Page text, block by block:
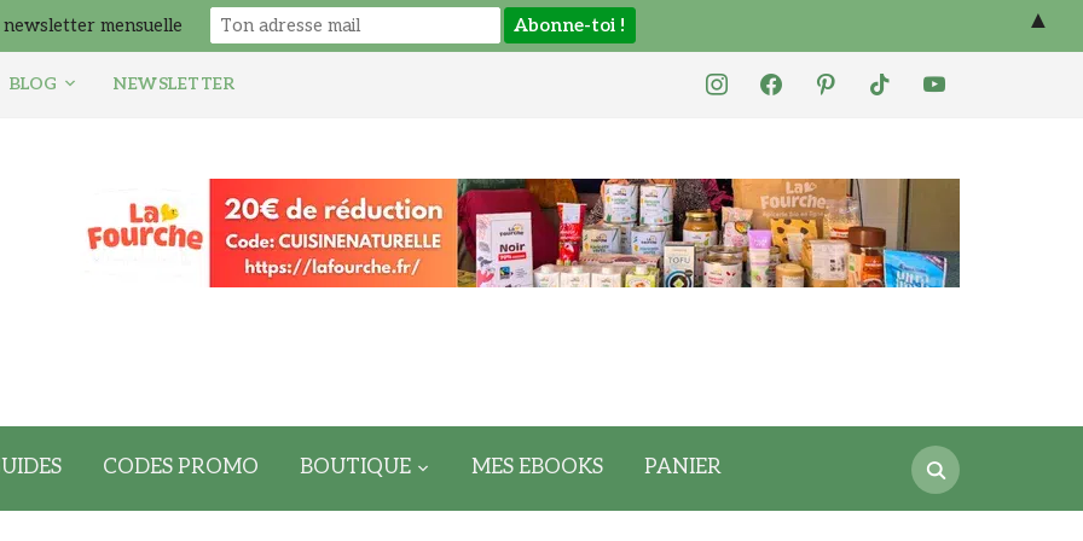
instagramfacebookpinteresttiktok youtube
BLOG NEWSLETTER
Search
for:
CODES PROMO BOUTIQUE MES EBOOKS PANIER
newsletter mensuelle ▲